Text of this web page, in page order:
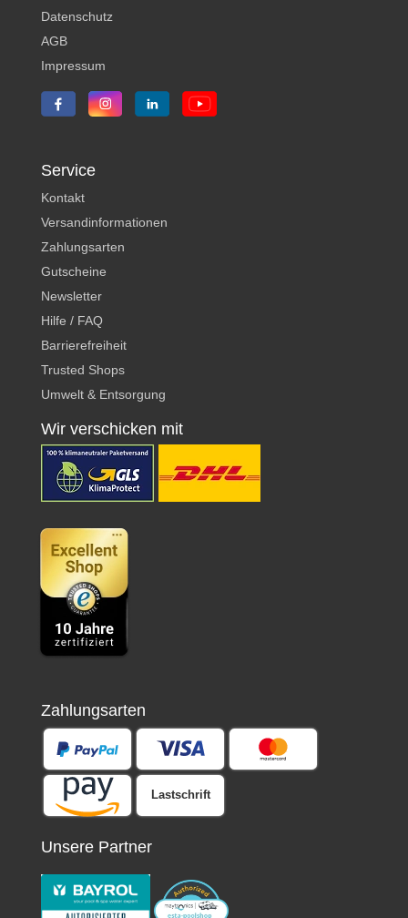
Datenschutz
AGB
Impressum
Service
Kontakt
Versandinformationen
Zahlungsarten
Gutscheine
Newsletter
Hilfe / FAQ
Barrierefreiheit
Trusted Shops
Umwelt & Entsorgung
Wir verschicken mit
Zahlungsarten
Lastschrift
Unsere Partner